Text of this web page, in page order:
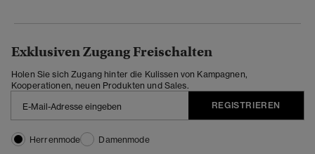
Exklusiven Zugang Freischalten
Holen Sie sich Zugang hinter die Kulissen von Kampagnen,
Kooperationen, neuen Produkten und Sales.
REGISTRIEREN
Herrenmode
Damenmode